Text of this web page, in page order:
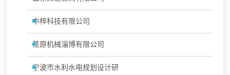
中梓科技有限公司
荏原机械淄博有限公司
宁波市水利水电规划设计研